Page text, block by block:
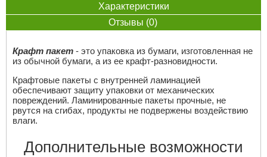
Характеристики
Отзывы (0)
Крафт пакет - это упаковка из бумаги, изготовленная не
из обычной бумаги, а из ее крафт-разновидности.
Крафтовые пакеты с внутренней ламинацией
обеспечивают защиту упаковки от механических
повреждений. Ламинированные пакеты прочные, не
рвутся на сгибах, продукты не подвержены воздействию
влаги.
Дополнительные возможности